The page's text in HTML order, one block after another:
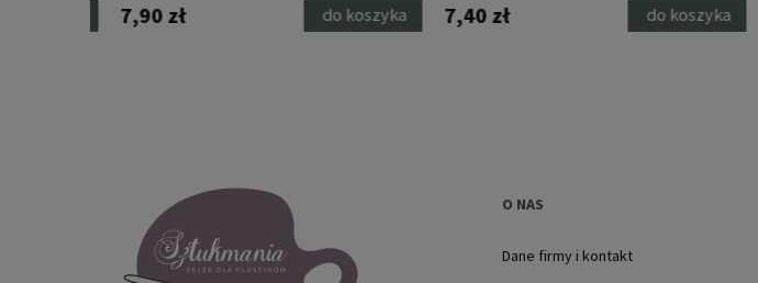
7,90 zł do koszyka 7,40 zł do koszyka
O NAS
Dane firmy i kontakt